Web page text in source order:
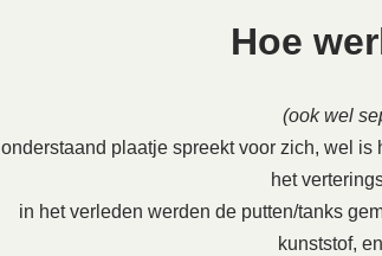
Hoe
(ook wel
onderstaand plaatje spreekt voor zich, wel
het
in het verleden werden de putten/tanks
kunststof,